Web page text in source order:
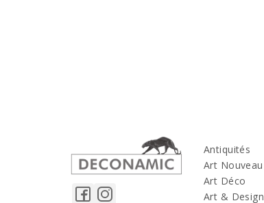
Antiquités
Art Nouveau
Art Déco
Art & Design